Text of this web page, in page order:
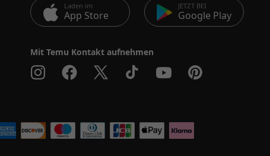
Laden im
App Store
JETZT BEI
Google Play
Mit Temu Kontakt aufnehmen